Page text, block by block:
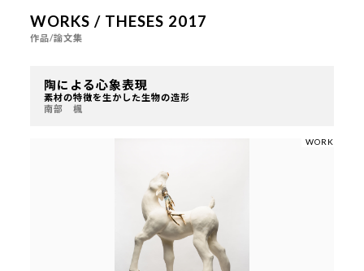
WORKS / THESES 2017
作品/論文集
陶による心象表現
素材の特徴を生かした生物の造形
南部 楓
WORK